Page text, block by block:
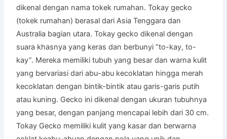
dikenal dengan nama tokek rumahan. Tokay gecko
(tokek rumahan) berasal dari Asia Tenggara dan
Australia bagian utara. Tokay gecko dikenal dengan
suara khasnya yang keras dan berbunyi “to-kay, to-
kay”. Mereka memiliki tubuh yang besar dan warna kulit
yang bervariasi dari abu-abu kecoklatan hingga merah
kecoklatan dengan bintik-bintik atau garis-garis putih
atau kuning. Gecko ini dikenal dengan ukuran tubuhnya
yang besar, dengan panjang mencapai lebih dari 30 cm.
Tokay Gecko memiliki kulit yang kasar dan berwarna